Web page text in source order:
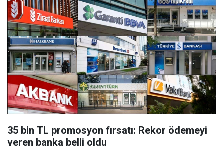
35 bin TL promosyon fırsatı: Rekor ödemeyi
veren banka belli oldu